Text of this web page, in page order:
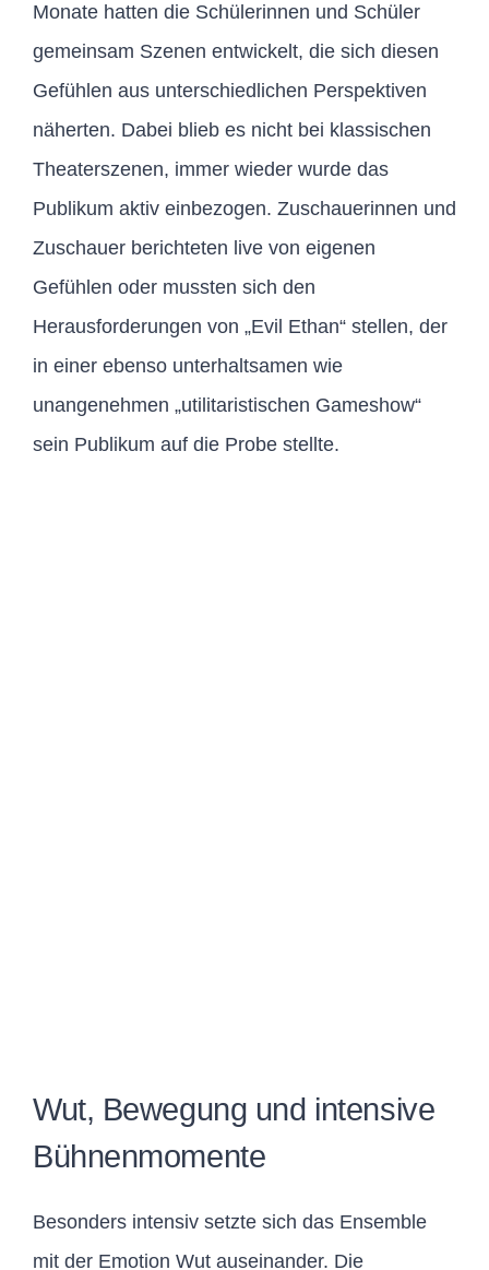
Monate hatten die Schülerinnen und Schüler
gemeinsam Szenen entwickelt, die sich diesen
Gefühlen aus unterschiedlichen Perspektiven
näherten. Dabei blieb es nicht bei klassischen
Theaterszenen, immer wieder wurde das
Publikum aktiv einbezogen. Zuschauerinnen und
Zuschauer berichteten live von eigenen
Gefühlen oder mussten sich den
Herausforderungen von „Evil Ethan“ stellen, der
in einer ebenso unterhaltsamen wie
unangenehmen „utilitaristischen Gameshow“
sein Publikum auf die Probe stellte.
Wut, Bewegung und intensive
Bühnenmomente
Besonders intensiv setzte sich das Ensemble
mit der Emotion Wut auseinander. Die